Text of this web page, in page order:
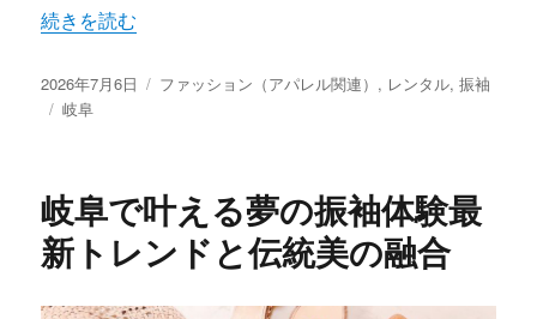
“岐阜で見つける最高の振袖体験と伝統美の秘密” の
続きを読む
投
稿
2026年7月6日
カ
ファッション（アパレル関連） , レンタル,振袖
タ
岐阜
岐阜で叶える夢の振袖体験最
新トレンドと伝統美の融合